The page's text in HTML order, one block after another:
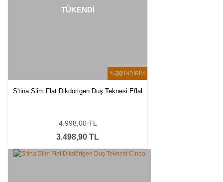
%30 İNDİRİM
TÜKENDİ
S'tina Slim Flat Dikdörtgen Duş Teknesi Eflal
3.498,90 TL
4.998,00 TL